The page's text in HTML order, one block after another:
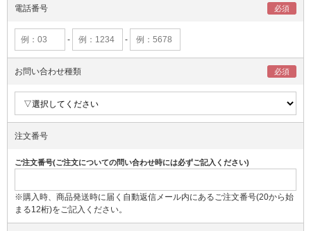
電話番号
- -
お問い合わせ種類
注文番号
ご注文番号(ご注文についての問い合わせ時には必ずご記入ください)
※購入時、商品発送時に届く自動返信メール内にあるご注文番号(20から始
まる12桁)をご記入ください。